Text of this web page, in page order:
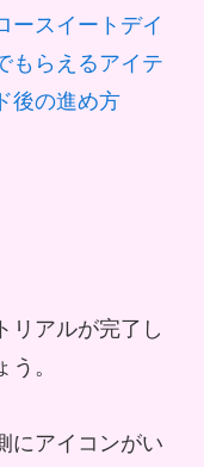
ースイートデイ
もらえるアイテ
後の進め方
リアルが完了し
。
にアイコンがい